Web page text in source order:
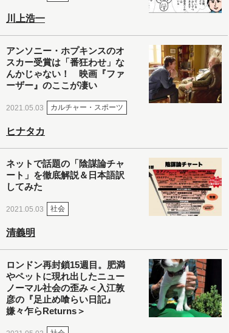
川上浩一
アンソニー・ホプキンスのオ
スカー受賞は「番狂わせ」な
んかじゃない！ 映画『ファ
ーザー』のここが凄い
2021.05.03 カルチャー・スポーツ
ヒナタカ
ネットで話題の「陰謀論チャ
ート」を徹底解説＆日本語訳
してみた
2021.05.03 社会
清義明
ロンドン再封鎖15週目。肥満
やペットに現れ出したニュー
ノーマル社会の歪み＜入江敦
彦の『足止め喰らい日記』
嫌々乍らReturns＞